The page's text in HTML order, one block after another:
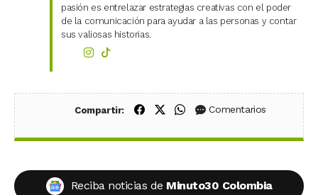
pasión es entrelazar estrategias creativas con el poder
de la comunicación para ayudar a las personas y contar
sus valiosas historias.
Compartir: Compartir en Facebook
Compartir en X (Twitter)
Compartir en WhatsApp
Comentarios
Reciba noticias de Minuto30 Colombia